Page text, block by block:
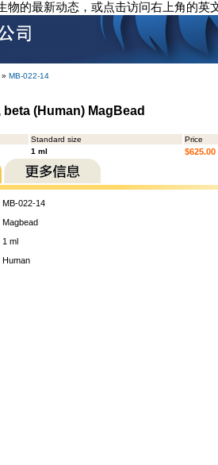
的最新动态，或点击访问右上角的英
» MB-022-14
(Human) MagBead
Standard size Price
1 ml $625.00
MB-022-14
Magbead
1 ml
Human